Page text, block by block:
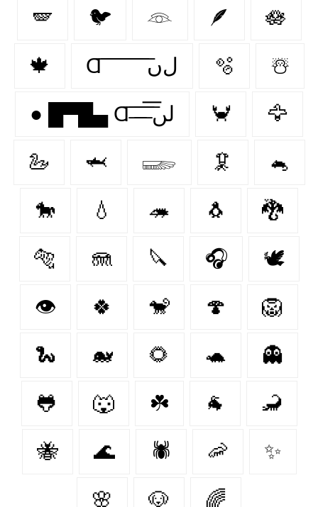
🪽 🐦 𓁻 🪶 🪷
🍁 Ɑ͞ ͞ ͞ ͞ ͞ ͞ ͞ ͞ لﮞ 🫧 ☃️
● █▀█▄ Ɑ͞ ̶͞ ̶͞ ̶͞ لں͞ 🦀 🦅
🦢 🦈 𓆃 🦑 🐁
🐎 💧 🦔 🐧 🐉
🐅 🪼 🔪 🎧 🕊️
👁 🍀 🐒 🍄 🦁
🐍 🐋 🌻 🐢 👻
🐸 🐺 ☘️ 🐐 🦂
🐝 🌊 🕷 🦐 ✨
🌸 🐶 🌈